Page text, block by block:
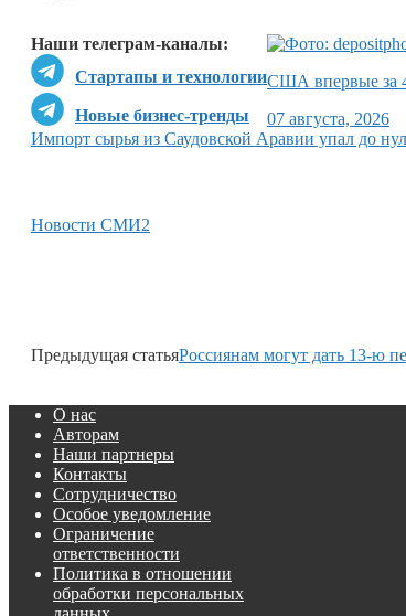
Наши телеграм-каналы:
Стартапы и технологии
Новые бизнес-тренды
США впервые за
07 августа, 2026
Импорт сырья из Саудовской Аравии упал до
Новости СМИ2
Предыдущая статьяРоссиянам могут дать 13-ю
О нас
Авторам
Наши партнеры
Контакты
Сотрудничество
Особое уведомление
Ограничение
ответственности
Политика в отношении
обработки персональных